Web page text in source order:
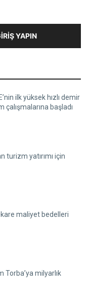
YAPIN
ilk yüksek hızlı demir
çalışmalarına başladı
turizm yatırımı için
maliyet bedelleri
Torba’ya milyarlık